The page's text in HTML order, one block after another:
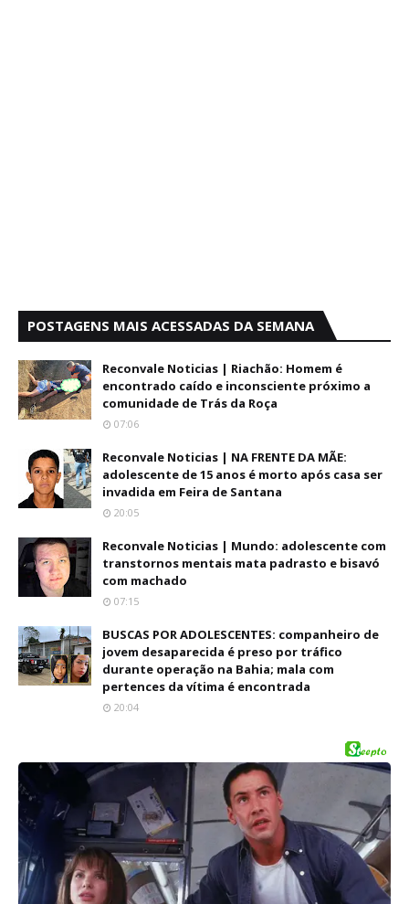
POSTAGENS MAIS ACESSADAS DA SEMANA
Reconvale Noticias | Riachão: Homem é
encontrado caído e inconsciente próximo a
comunidade de Trás da Roça
07:06
Reconvale Noticias | NA FRENTE DA MÃE:
adolescente de 15 anos é morto após casa ser
invadida em Feira de Santana
20:05
Reconvale Noticias | Mundo: adolescente com
transtornos mentais mata padrasto e bisavó
com machado
07:15
BUSCAS POR ADOLESCENTES: companheiro de
jovem desaparecida é preso por tráfico
durante operação na Bahia; mala com
pertences da vítima é encontrada
20:04